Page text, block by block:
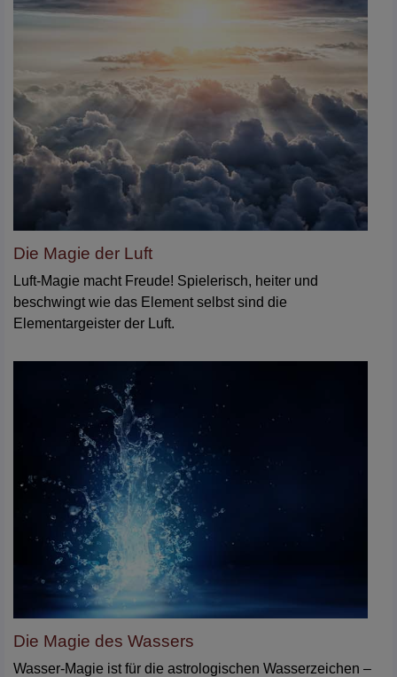
Die Magie der Luft
Luft-Magie macht Freude! Spielerisch, heiter und
beschwingt wie das Element selbst sind die
Elementargeister der Luft.
Die Magie des Wassers
Wasser-Magie ist für die astrologischen Wasserzeichen –